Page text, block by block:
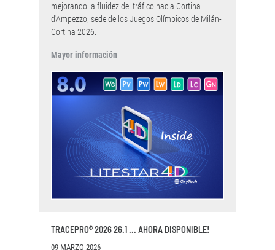
mejorando la fluidez del tráfico hacia Cortina
d'Ampezzo, sede de los Juegos Olímpicos de Milán-
Cortina 2026.
Mayor información
TRACEPRO® 2026 26.1 ... AHORA DISPONIBLE!
09 MARZO 2026